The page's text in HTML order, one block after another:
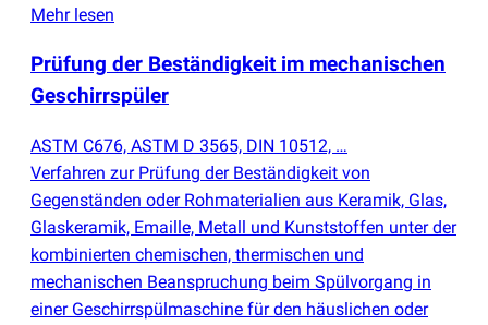
Mehr lesen
Prüfung der Beständigkeit im mechanischen
Geschirrspüler
ASTM C676, ASTM D 3565, DIN 10512, …
Verfahren zur Prüfung der Beständigkeit von
Gegenständen oder Rohmaterialien aus Keramik, Glas,
Glaskeramik, Emaille, Metall und Kunststoffen unter der
kombinierten chemischen, thermischen und
mechanischen Beanspruchung beim Spülvorgang in
einer Geschirrspülmaschine für den häuslichen oder